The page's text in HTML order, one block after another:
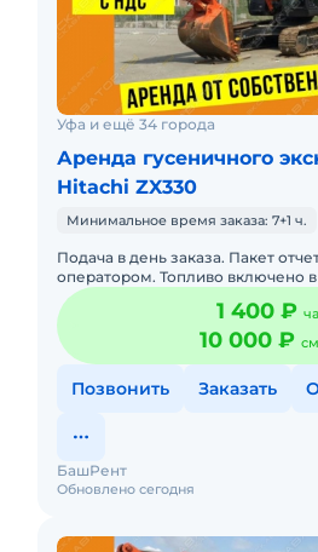
Уфа и ещё 34 города
Аренда гусеничного
Hitachi ZX330
Минимальное время заказа: 7+1 ч.
Подача в день заказа. Пакет
оператором. Топливо включено
оплачивается отдельно.
Краткосрочная а
1 400 ₽
10 000 ₽
Позвонить Заказать
Обновлено сегодня
БашРент